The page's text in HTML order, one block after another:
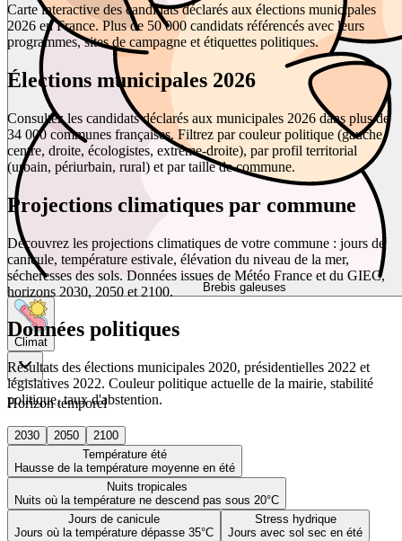
Brebis galeuses
Climat
Horizon temporel
2030 2050
2100
Température été
Hausse de la température moyenne en été
Nuits tropicales
Nuits où la température ne descend pas sous 20°C
Jours de canicule
Jours où la température dépasse 35°C
Stress hydrique
Jours avec sol sec en été
Carte interactive des candidats déclarés aux élections municipales
2026 en France. Plus de 50 000 candidats référencés avec leurs
programmes, sites de campagne et étiquettes politiques.
Élections municipales 2026
Consultez les candidats déclarés aux municipales 2026 dans plus de
34 000 communes françaises. Filtrez par couleur politique (gauche,
centre, droite, écologistes, extrême-droite), par profil territorial
(urbain, périurbain, rural) et par taille de commune.
Projections climatiques par commune
Découvrez les projections climatiques de votre commune : jours de
canicule, température estivale, élévation du niveau de la mer,
sécheresses des sols. Données issues de Météo France et du GIEC,
horizons 2030, 2050 et 2100.
Données politiques
Résultats des élections municipales 2020, présidentielles 2022 et
législatives 2022. Couleur politique actuelle de la mairie, stabilité
politique, taux d'abstention.